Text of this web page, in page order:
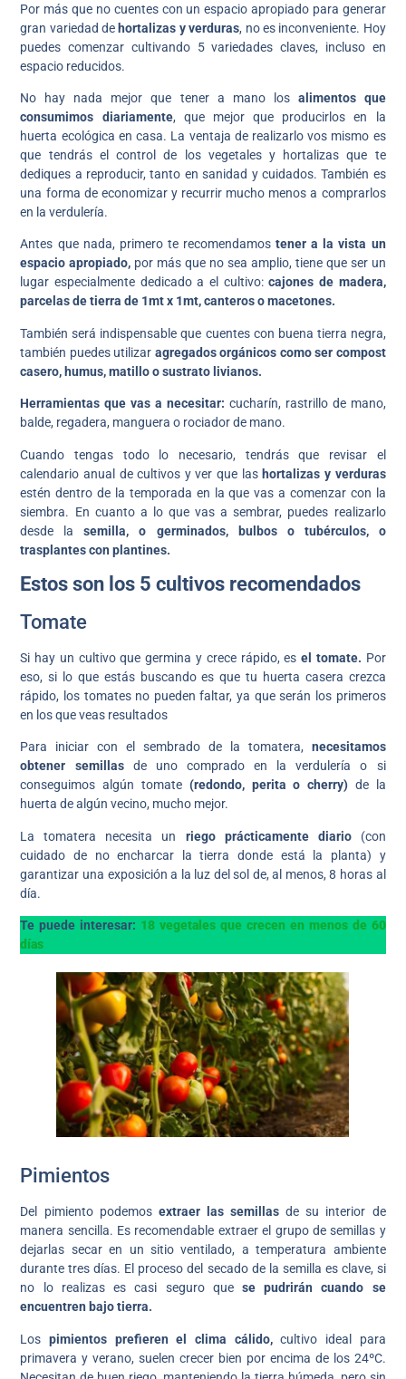
Por más que no cuentes con un espacio apropiado para generar
gran variedad de hortalizas y verduras, no es inconveniente. Hoy
puedes comenzar cultivando 5 variedades claves, incluso en
espacio reducidos.
No hay nada mejor que tener a mano los alimentos que
consumimos diariamente, que mejor que producirlos en la
huerta ecológica en casa. La ventaja de realizarlo vos mismo es
que tendrás el control de los vegetales y hortalizas que te
dediques a reproducir, tanto en sanidad y cuidados. También es
una forma de economizar y recurrir mucho menos a comprarlos
en la verdulería.
Antes que nada, primero te recomendamostener a la vista un
espacio apropiado, por más que no sea amplio, tiene que ser un
lugar especialmente dedicado a el cultivo:cajones de madera,
parcelas de tierra de 1mt x 1mt, canteros o macetones.
También será indispensable que cuentes con buena tierra negra,
también puedes utilizar agregados orgánicos como ser compost
casero, humus, matillo o sustrato livianos.
Herramientas que vas a necesitar: cucharín, rastrillo de mano,
balde, regadera, manguera o rociador de mano.
Cuando tengas todo lo necesario, tendrás que revisar el
calendario anual de cultivos y ver que lashortalizas y verduras
estén dentro de la temporada en la que vas a comenzar con la
siembra. En cuanto a lo que vas a sembrar, puedes realizarlo
desde lasemilla, o germinados, bulbos o tubérculos, o
trasplantes con plantines.
Estos son los 5 cultivos recomendados
Tomate
Si hay un cultivo que germina y crece rápido, es el tomate. Por
eso, si lo que estás buscando es que tu huerta casera crezca
rápido, los tomates no pueden faltar, ya que serán los primeros
en los que veas resultados
Para iniciar con el sembrado de la tomatera, necesitamos
obtener semillas de uno comprado en la verdulería o si
conseguimos algún tomate (redondo, perita o cherry) de la
huerta de algún vecino, mucho mejor.
La tomatera necesita un riego prácticamente diario (con
cuidado de no encharcar la tierra donde está la planta) y
garantizar una exposición a la luz del sol de, al menos, 8 horas al
día.
Te puede interesar: 18 vegetales que crecen en menos de 60
días
Pimientos
Del pimiento podemosextraer las semillasde su interior de
manera sencilla. Es recomendable extraer el grupo de semillas y
dejarlas secar en un sitio ventilado, a temperatura ambiente
durante tres días. El proceso del secado de la semilla es clave, si
no lo realizas es casi seguro que se pudrirán cuando se
encuentren bajo tierra.
Lospimientos prefieren el clima cálido,cultivo ideal para
primavera y verano, suelen crecer bien por encima de los 24ºC.